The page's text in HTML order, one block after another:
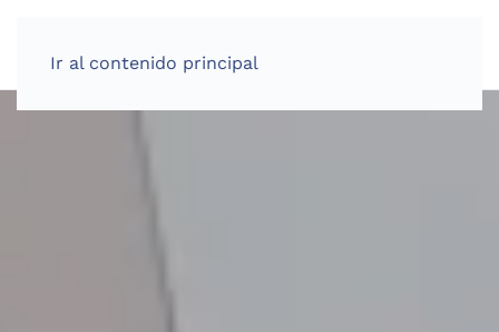
Ir al contenido principal